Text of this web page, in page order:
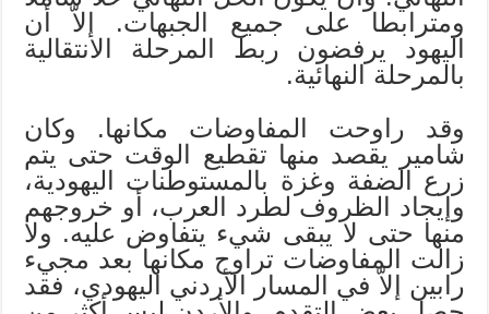
ومترابطا على جميع الجبهات. إلاّ أن
اليهود يرفضون ربط المرحلة الانتقالية
بالمرحلة النهائية.
وقد راوحت المفاوضات مكانها. وكان
شامير يقصد منها تقطيع الوقت حتى يتم
زرع الضفة وغزة بالمستوطنات اليهودية،
وإيجاد الظروف لطرد العرب، أو خروجهم
منها حتى لا يبقى شيء يتفاوض عليه. ولا
زالت المفاوضات تراوح مكانها بعد مجيء
رابين إلاّ في المسار الأردني اليهودي، فقد